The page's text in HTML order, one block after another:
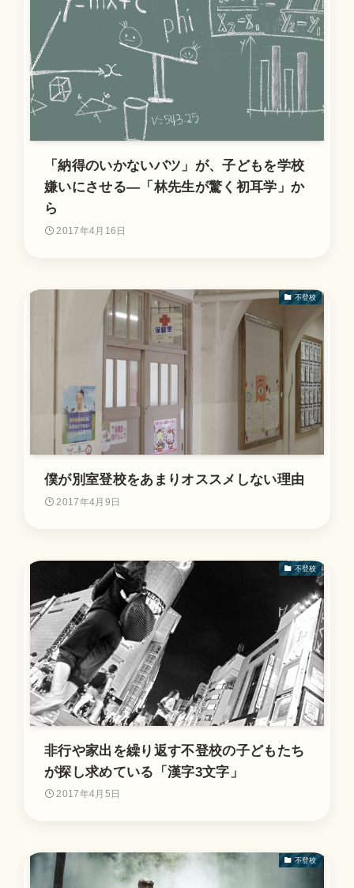
「納得のいかないバツ」が、子どもを学校
嫌いにさせる―「林先生が驚く初耳学」か
ら
2017年4月16日
不登校
僕が別室登校をあまりオススメしない理由
2017年4月9日
不登校
非行や家出を繰り返す不登校の子どもたち
が探し求めている「漢字3文字」
2017年4月5日
不登校